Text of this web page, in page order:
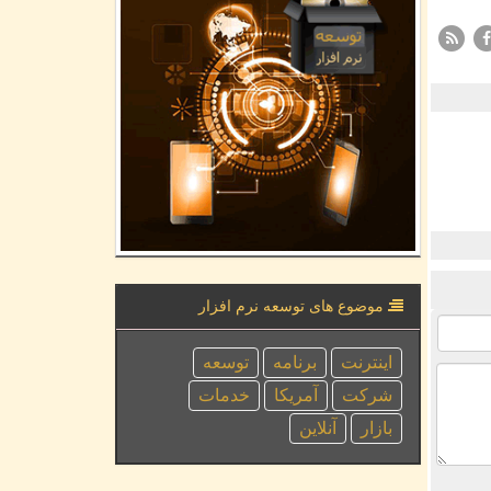
موضوع های توسعه نرم افزار
اینترنت برنامه
توسعه
شركت
آمریكا
خدمات
بازار
آنلاین